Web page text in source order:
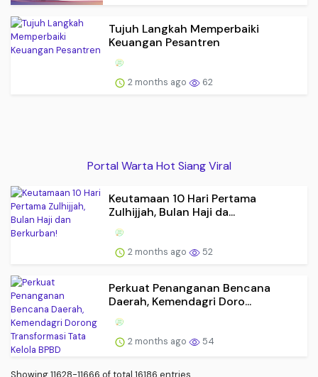
Tujuh Langkah Memperbaiki
Keuangan Pesantren
2 months ago 62
Portal Warta Hot Siang Viral
Keutamaan 10 Hari Pertama
Zulhijjah, Bulan Haji da...
2 months ago 52
Perkuat Penanganan Bencana
Daerah, Kemendagri Doro...
2 months ago 54
Showing 11628-11666 of total 16186 entries.